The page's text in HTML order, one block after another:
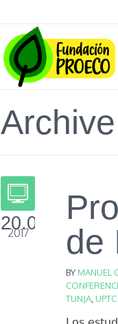
20.05
2017
de
BYMANUEL
TUNJA UPTC